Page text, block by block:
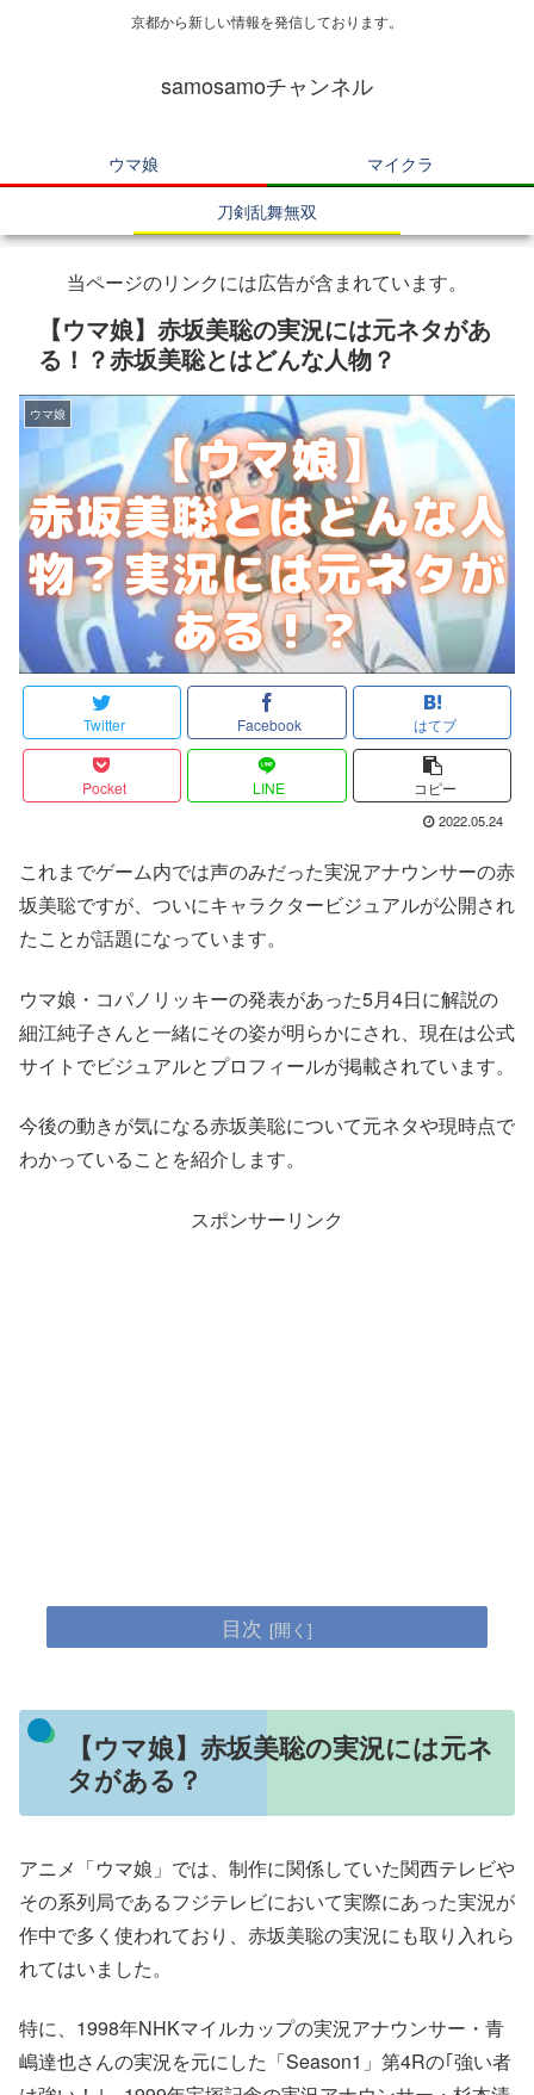
京都から新しい情報を発信しております。
samosamoチャンネル
ウマ娘
マイクラ
刀剣乱舞無双
当ページのリンクには広告が含まれています。
【ウマ娘】赤坂美聡の実況には元ネタがあ
る！？赤坂美聡とはどんな人物？
ウマ娘
Twitter Facebook はてブ
Pocket LINE コピー
2022.05.24
これまでゲーム内では声のみだった実況アナウンサーの赤
坂美聡ですが、ついにキャラクタービジュアルが公開され
たことが話題になっています。
ウマ娘・コパノリッキーの発表があった5月4日に解説の
細江純子さんと一緒にその姿が明らかにされ、現在は公式
サイトでビジュアルとプロフィールが掲載されています。
今後の動きが気になる赤坂美聡について元ネタや現時点で
わかっていることを紹介します。
スポンサーリンク
目次
【ウマ娘】赤坂美聡の実況には元ネ
タがある？
アニメ「ウマ娘」では、制作に関係していた関西テレビや
その系列局であるフジテレビにおいて実際にあった実況が
作中で多く使われており、赤坂美聡の実況にも取り入れら
れてはいました。
特に、1998年NHKマイルカップの実況アナウンサー・青
嶋達也さんの実況を元にした「Season1」第4Rの｢強い者